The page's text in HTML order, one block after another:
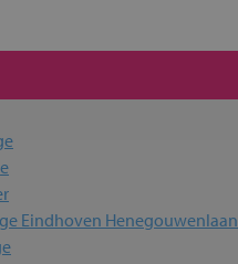
Eindhoven Henegouwenlaan